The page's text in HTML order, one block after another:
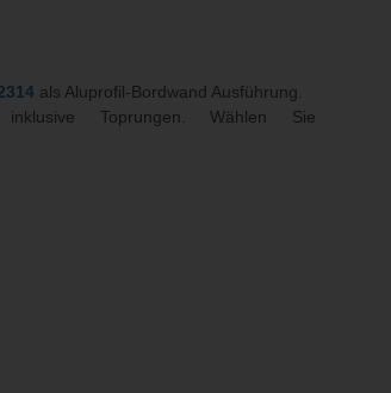
als Aluprofil-Bordwand Ausführung.
Toprungen. Wählen Sie